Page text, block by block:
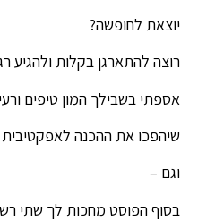
יוצאת לחופשה?
רוצה להתארגן בקלות ולהגיע
אספתי בשבילך המון טיפים
שיהפכו את ההכנה לאפקטיבית
וגם –
בסוף הפוסט מחכות לך שתי